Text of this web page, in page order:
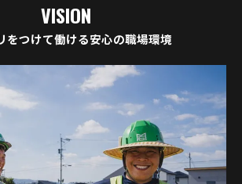
をつけて働ける安心の職場環境
VISION